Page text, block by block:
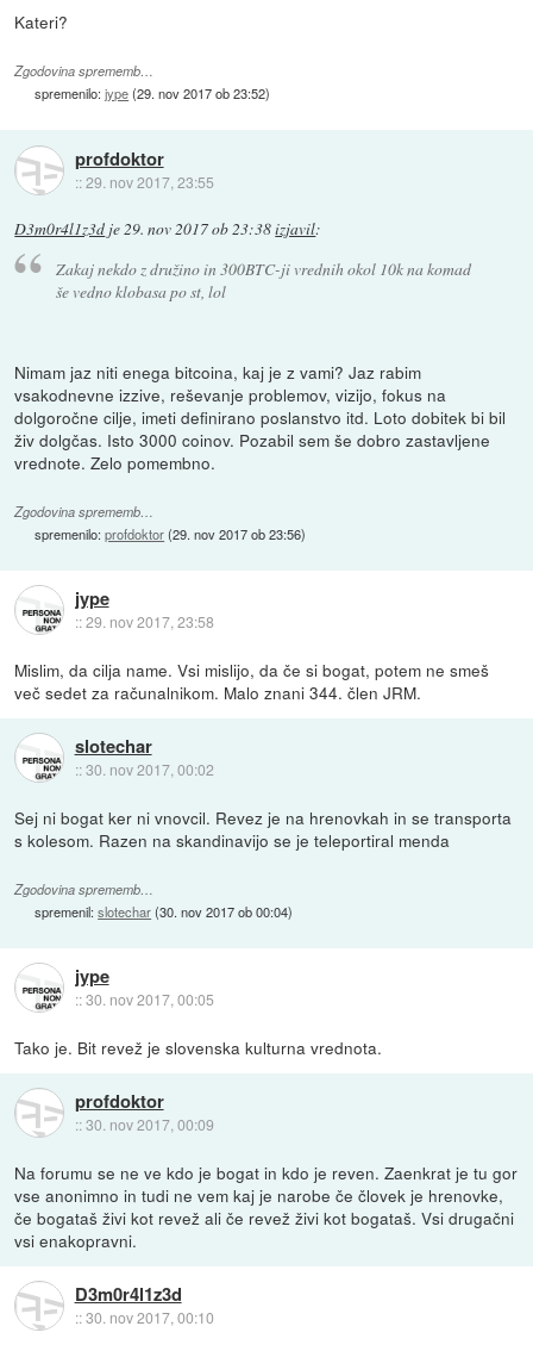
Kateri?
Zgodovina sprememb…
spremenilo:jype(29. nov 2017 ob 23:52)
profdoktor
::29. nov 2017, 23:55
D3m0r4l1z3d je29. nov 2017 ob 23:38izjavil:
Zakaj nekdo z družino in 300BTC-ji vrednih okol 10k na komad
še vedno klobasa po st, lol
Nimam jaz niti enega bitcoina, kaj je z vami? Jaz rabim
vsakodnevne izzive, reševanje problemov, vizijo, fokus na
dolgoročne cilje, imeti definirano poslanstvo itd. Loto dobitek bi bil
živ dolgčas. Isto 3000 coinov. Pozabil sem še dobro zastavljene
vrednote. Zelo pomembno.
Zgodovina sprememb…
spremenilo:profdoktor(29. nov 2017 ob 23:56)
jype
::29. nov 2017, 23:58
Mislim, da cilja name. Vsi mislijo, da če si bogat, potem ne smeš
več sedet za računalnikom. Malo znani 344. člen JRM.
slotechar
::30. nov 2017, 00:02
Sej ni bogat ker ni vnovcil. Revez je na hrenovkah in se transporta
s kolesom. Razen na skandinavijo se je teleportiral menda
Zgodovina sprememb…
spremenil:slotechar(30. nov 2017 ob 00:04)
jype
::30. nov 2017, 00:05
Tako je. Bit revež je slovenska kulturna vrednota.
profdoktor
::30. nov 2017, 00:09
Na forumu se ne ve kdo je bogat in kdo je reven. Zaenkrat je tu gor
vse anonimno in tudi ne vem kaj je narobe če človek je hrenovke,
če bogataš živi kot revež ali če revež živi kot bogataš. Vsi drugačni
vsi enakopravni.
D3m0r4l1z3d
::30. nov 2017, 00:10